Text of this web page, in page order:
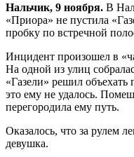
Нальчик, 9 ноября. В
«Приора» не пустила
пробку по встречной
Инцидент произошел в
На одной из улиц
«Газели» решил
это ему не удалось.
перегородила ему путь.
Оказалось, что за рулем
девушка.